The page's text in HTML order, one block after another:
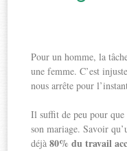
Pour un homme, la
une femme. C’est
nous arrête pour
Il suffit de peu pour
son mariage. Savoir
déjà80% du travail